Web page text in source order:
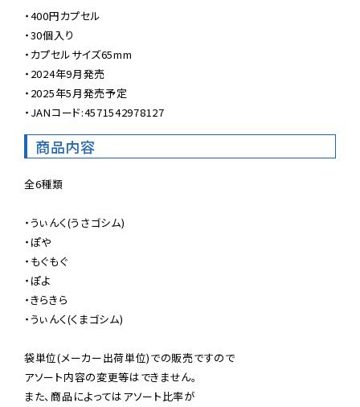
・400円カプセル
・30個入り
・カプセルサイズ65mm
・2024年9月発売
・2025年5月発売予定
・JANコード:4571542978127
商品内容
全6種類
・うぃんく(うさゴシム)
・ぽや
・もぐもぐ
・ぽよ
・きらきら
・うぃんく(くまゴシム)
袋単位(メーカー出荷単位)での販売ですので
アソート内容の変更等はできません。
また、商品によってはアソート比率が